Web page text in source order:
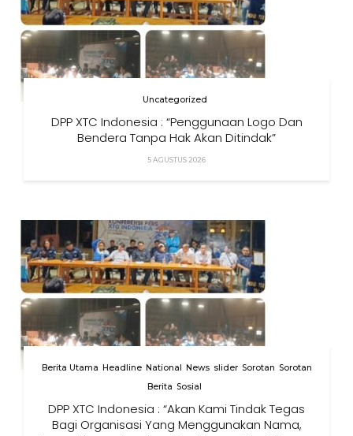
Uncategorized
DPP XTC Indonesia : “Penggunaan Logo Dan
Bendera Tanpa Hak Akan Ditindak”
5 AGUSTUS 2026
Berita Utama Headline National News slider Sorotan Sorotan
Berita Sosial
DPP XTC Indonesia : “Akan Kami Tindak Tegas
Bagi Organisasi Yang Menggunakan Nama,